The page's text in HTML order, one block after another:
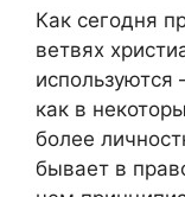
Как сегодня
ветвях
используются
как в
более
бывает в